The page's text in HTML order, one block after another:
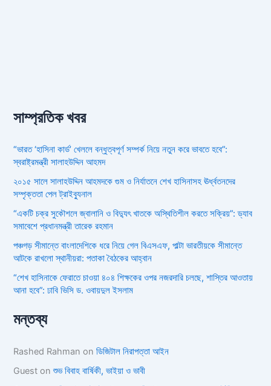
সাম্প্রতিক খবর
“ভারত ‘হাসিনা কার্ড’ খেললে বন্ধুত্বপূর্ণ সম্পর্ক নিয়ে নতুন করে ভাবতে হবে”:
স্বরাষ্ট্রমন্ত্রী সালাহউদ্দিন আহমদ
২০১৫ সালে সালাহউদ্দিন আহমদকে গুম ও নির্যাতনে শেখ হাসিনাসহ ঊর্ধ্বতনদের
সম্পৃক্ততা পেল ট্রাইব্যুনাল
“একটি চক্র সুকৌশলে জ্বালানি ও বিদ্যুৎ খাতকে অস্থিতিশীল করতে সক্রিয়”: ড্যাব
সমাবেশে প্রধানমন্ত্রী তারেক রহমান
পঞ্চগড় সীমান্তে বাংলাদেশিকে ধরে নিয়ে গেল বিএসএফ, পাল্টা ভারতীয়কে সীমান্তে
আটকে রাখলো স্থানীয়রা: পতাকা বৈঠকের আহ্বান
“শেখ হাসিনাকে ফেরাতে চাওয়া ৪০৪ শিক্ষকের ওপর নজরদারি চলছে, শাস্তির আওতায়
আনা হবে”: ঢাবি ভিসি ড. ওবায়দুল ইসলাম
মন্তব্য
Rashed Rahman onডিজিটাল নিরাপত্তা আইন
Guest onশুভ বিবাহ বার্ষিকী, ভাইয়া ও ভাবী